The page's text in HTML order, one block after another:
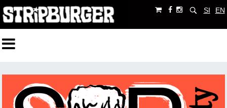
SI EN